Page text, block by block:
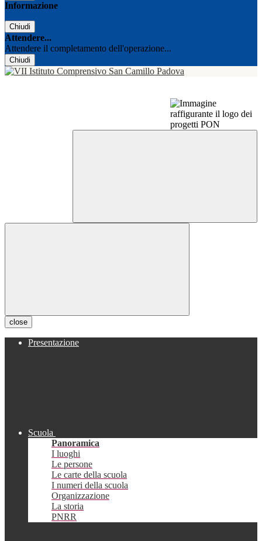
Informazione
Chiudi
Attendere...
Attendere il completamento dell'operazione...
Chiudi
close
Presentazione
Scuola
Panoramica
I luoghi
Le persone
Le carte della scuola
I numeri della scuola
Organizzazione
La storia
PNRR